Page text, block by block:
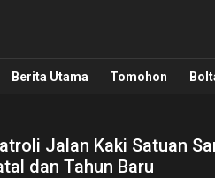
Utara, Kawanua, Politik,
Berita Utama Tomohon
Jalan Kaki Satuan
dan Tahun Baru